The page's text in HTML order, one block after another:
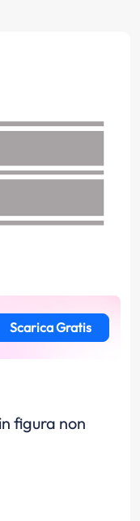
Scarica Gratis
figura non